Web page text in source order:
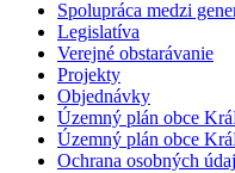
Spolupráca medzi
Legislatíva
Verejné obstarávanie
Projekty
Objednávky
Územný plán obce
Územný plán obce
Ochrana osobných